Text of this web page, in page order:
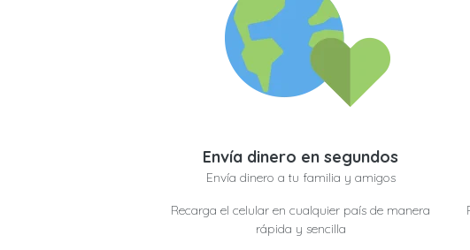
Envía dinero en segundos
Envía dinero a tu familia y amigos
Recarga el celular en cualquier país de manera
rápida y sencilla